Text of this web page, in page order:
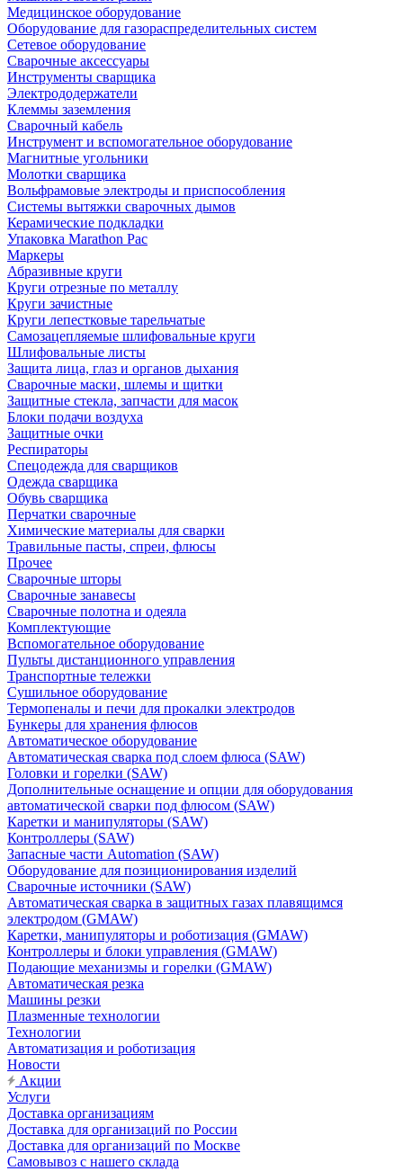
Медицинское оборудование
Оборудование для газораспределительных систем
Сетевое оборудование
Сварочные аксессуары
Инструменты сварщика
Электрододержатели
Клеммы заземления
Сварочный кабель
Инструмент и вспомогательное оборудование
Магнитные угольники
Молотки сварщика
Вольфрамовые электроды и приспособления
Системы вытяжки сварочных дымов
Керамические подкладки
Упаковка Marathon Pac
Маркеры
Абразивные круги
Круги отрезные по металлу
Круги зачистные
Круги лепестковые тарельчатые
Самозацепляемые шлифовальные круги
Шлифовальные листы
Защита лица, глаз и органов дыхания
Сварочные маски, шлемы и щитки
Защитные стекла, запчасти для масок
Блоки подачи воздуха
Защитные очки
Респираторы
Спецодежда для сварщиков
Одежда сварщика
Обувь сварщика
Перчатки сварочные
Химические материалы для сварки
Травильные пасты, спреи, флюсы
Прочее
Сварочные шторы
Сварочные занавесы
Сварочные полотна и одеяла
Комплектующие
Вспомогательное оборудование
Пульты дистанционного управления
Транспортные тележки
Сушильное оборудование
Термопеналы и печи для прокалки электродов
Бункеры для хранения флюсов
Автоматическое оборудование
Автоматическая сварка под слоем флюса (SAW)
Головки и горелки (SAW)
Дополнительные оснащение и опции для оборудования
автоматической сварки под флюсом (SAW)
Каретки и манипуляторы (SAW)
Контроллеры (SAW)
Запасные части Automation (SAW)
Оборудование для позиционирования изделий
Сварочные источники (SAW)
Автоматическая сварка в защитных газах плавящимся
электродом (GMAW)
Каретки, манипуляторы и роботизация (GMAW)
Контроллеры и блоки управления (GMAW)
Подающие механизмы и горелки (GMAW)
Автоматическая резка
Машины резки
Плазменные технологии
Технологии
Автоматизация и роботизация
Новости
Акции
Услуги
Доставка организациям
Доставка для организаций по России
Доставка для организаций по Москве
Самовывоз с нашего склада